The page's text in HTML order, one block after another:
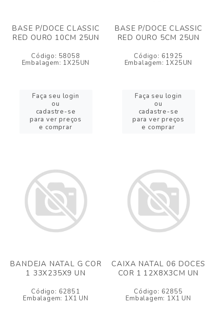
BASE P/DOCE CLASSIC
RED OURO 10CM 25UN
Código: 58058
Embalagem: 1X25UN
Faça seu login
ou
cadastre-se
para ver preços
e comprar
BASE P/DOCE CLASSIC
RED OURO 5CM 25UN
Código: 61925
Embalagem: 1X25UN
Faça seu login
ou
cadastre-se
para ver preços
e comprar
BANDEJA NATAL G COR
1 33X235X9 UN
Código: 62851
Embalagem: 1X1 UN
CAIXA NATAL 06 DOCES
COR 1 12X8X3CM UN
Código: 62855
Embalagem: 1X1 UN